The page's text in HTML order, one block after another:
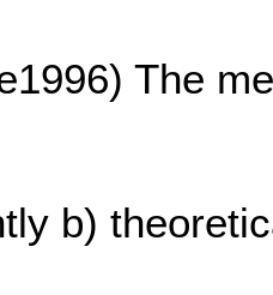
The
b)